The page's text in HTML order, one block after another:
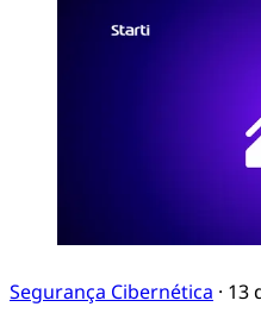
Segurança Cibernética · 13